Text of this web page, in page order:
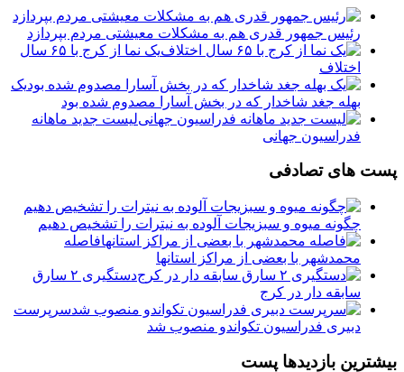
رئیس جمهور قدری هم به مشکلات معیشتی مردم بپردازد
یک نما از کرج با ۶۵ سال
اختلاف
یک
بهله جغد شاخدار که در بخش آسارا مصدوم شده بود
لیست جدید ماهانه
فدراسیون جهانی
پست های تصادفی
چگونه میوه و سبزیجات آلوده به نیترات را تشخیص دهیم
فاصله
محمدشهر با بعضی از مراکز استانها
دستگیری ۲ سارق
سابقه دار در کرج
سرپرست
دبیری فدراسیون تکواندو منصوب شد
بیشترین بازدیدها پست